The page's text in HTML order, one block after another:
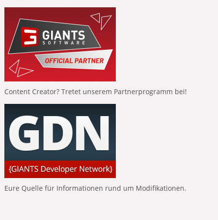
Content Creator? Tretet unserem Partnerprogramm bei!
Eure Quelle für Informationen rund um Modifikationen.